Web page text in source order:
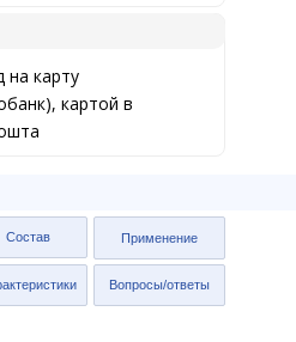
на карту
картой в
Состав Применение
Вопросы/ответы